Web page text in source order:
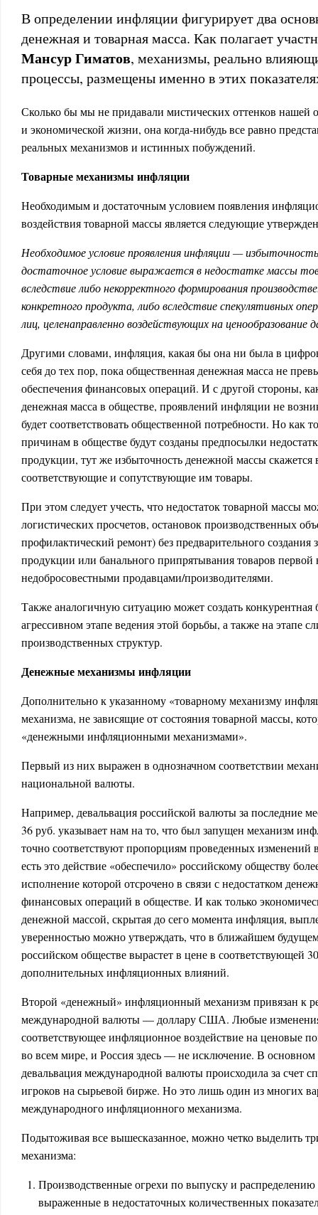
В определении инфляции фигурирует два
денежная и товарная масса. Как полагает
Мансур Гиматов, механизмы, реально
процессы, размещены именно в этих
Сколько бы мы не придавали мистических оттенков нашей
и экономической жизни, она когда-нибудь все равно
реальных механизмов и истинных побуждений.
Товарные механизмы инфляции
Необходимым и достаточным условием появления
воздействия товарной массы является следующие
Необходимое условие проявления инфляции —
достаточное условие выражается в недостатке массы
вследствие либо некорректного формирования
конкретного продукта, либо вследствие спекулятивных
лиц, целенаправленно воздействующих на ценообразование
Другими словами, инфляция, какая бы она ни была в
себя до тех пор, пока общественная денежная масса не
обеспечения финансовых операций. И с другой стороны,
денежная масса в обществе, проявлений инфляции не
будет соответствовать общественной потребности. Но как
причинам в обществе будут созданы предпосылки
продукции, тут же избыточность денежной массы скажется
соответствующие и сопутствующие им товары.
При этом следует учесть, что недостаток товарной массы
логистических просчетов, остановок производственных
профилактический ремонт) без предварительного создания
продукции или банального припрятывания товаров первой
недобросовестными продавцами/производителями.
Также аналогичную ситуацию может создать конкурентная
агрессивном этапе ведения этой борьбы, а также на этапе
производственных структур.
Денежные механизмы инфляции
Дополнительно к указанному «товарному механизму
механизма, не зависящие от состояния товарной массы,
«денежными инфляционными механизмами».
Первый из них выражен в однозначном соответствии
национальной валюты.
Например, девальвация российской валюты за последние
36 руб. указывает нам на то, что был запущен механизм
точно соответствуют пропорциям проведенных изменений
есть это действие «обеспечило» российскому обществу
исполнение которой отсрочено в связи с недостатком
финансовых операций в обществе. И как только
денежной массой, скрытая до сего момента инфляция,
уверенностью можно утверждать, что в ближайшем будущем
российском обществе вырастет в цене в соответствующей
дополнительных инфляционных влияний.
Второй «денежный» инфляционный механизм привязан к
международной валюты — доллару США. Любые изменения
соответствующее инфляционное воздействие на ценовые
во всем мире, и Россия здесь — не исключение. В основном
девальвация международной валюты происходила за счет
игроков на сырьевой бирже. Но это лишь один из многих
международного инфляционного механизма.
Подытоживая все вышесказанное, можно четко выделить
механизма:
Производственные огрехи по выпуску и
выраженные в недостаточных количественных